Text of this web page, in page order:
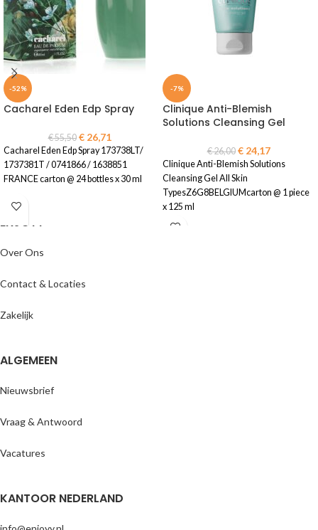
-52%
Cacharel Eden Edp Spray
€55,50 €26,71
Cacharel Eden Edp Spray 173738LT/
1737381T / 0741866 / 1638851
FRANCE carton @ 24 bottles x 30 ml
-7%
Clinique Anti-Blemish
Solutions Cleansing Gel
€26,00 €24,17
Clinique Anti-Blemish Solutions
Cleansing Gel All Skin
TypesZ6G8BELGIUMcarton @ 1 piece
x 125 ml
ENJOYY
Over Ons
Contact & Locaties
Zakelijk
ALGEMEEN
Nieuwsbrief
Vraag & Antwoord
Vacatures
KANTOOR NEDERLAND